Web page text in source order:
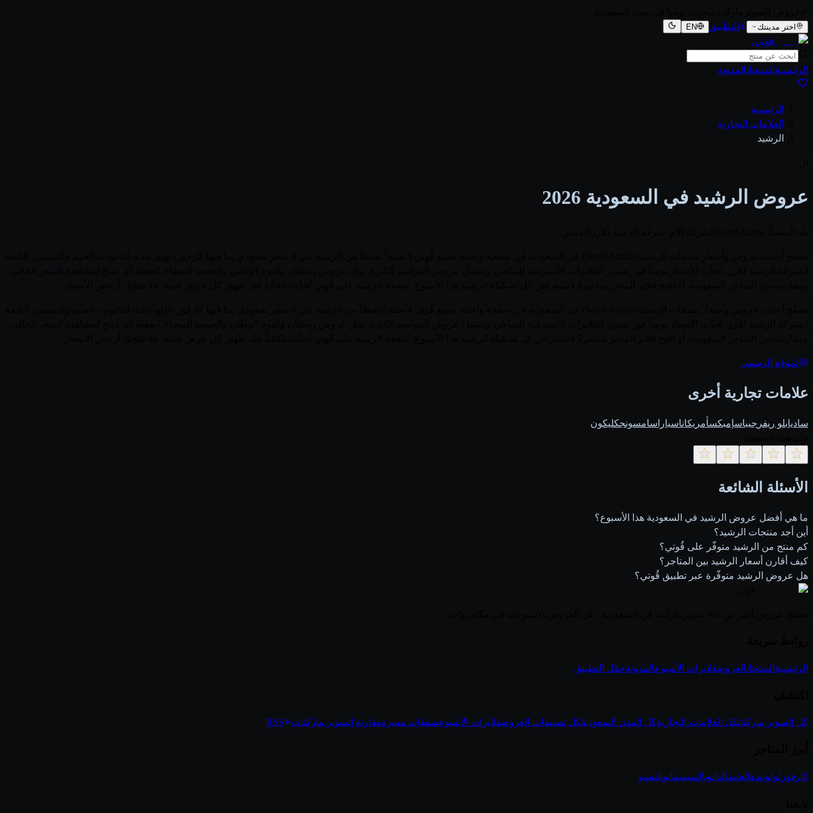
اختر مدينتك التطبيق EN
قوتي.
الرئيسية المنتجاتالمدونة
الرئيسية
العلامات التجارية
الرشيد
عروض الرشيد في السعودية 2026
الموقع الرسمي
علامات تجارية أخرى
ساديابلو ريفر جيباسإمبكسأمريكاناسيارا سامسونجكليكون
الأسئلة الشائعة
ما هي أفضل عروض الرشيد في السعودية هذا الأسبوع؟
أين أجد منتجات الرشيد؟
كم منتج من الرشيد متوفّر على قُوتي؟
كيف أقارن أسعار الرشيد بين المتاجر؟
هل عروض الرشيد متوفّرة عبر تطبيق قُوتي؟
الرئيسية المنتجاتالعروضفلايرات الأسبوعالمدونةحمّل التطبيق
كل السوبر ماركتاتكل العلامات التجاريةكل المدن السعوديةكل تصنيفات العروضفلايرات الأسبوعصفقات مميزةمقارنة السوبر ماركتات RSS
كارفور لولوبندهالعثيمالدانوبالتميميمانويلنستو